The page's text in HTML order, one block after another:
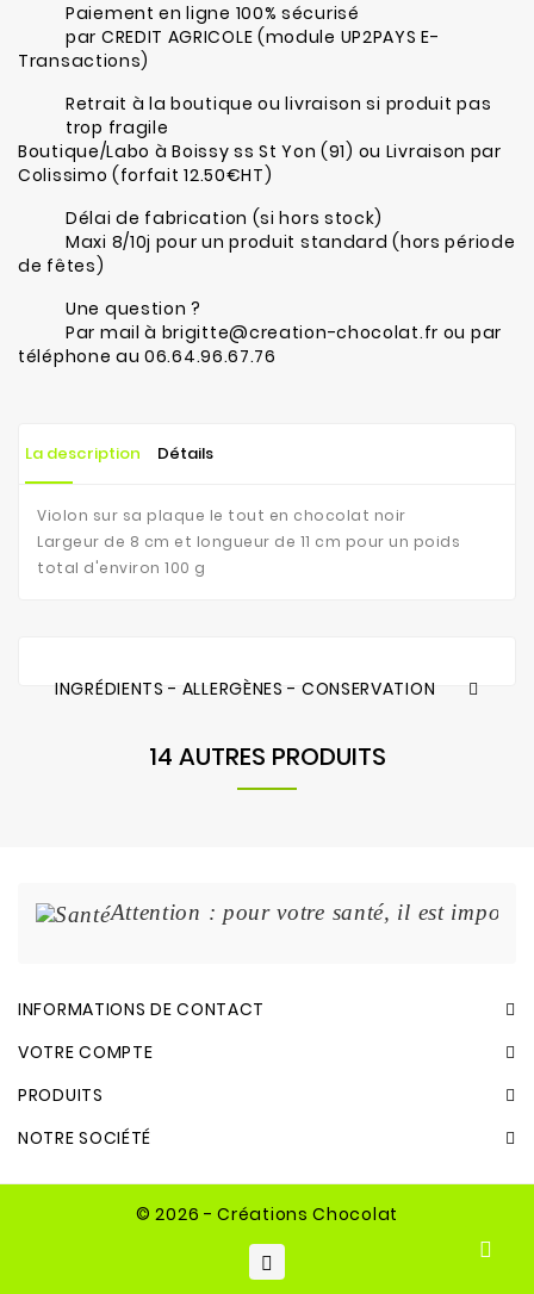
Paiement en ligne 100% sécurisé
par CREDIT AGRICOLE (module UP2PAYS E-
Transactions)
Retrait à la boutique ou livraison si produit pas
trop fragile
Boutique/Labo à Boissy ss St Yon (91) ou Livraison par
Colissimo (forfait 12.50€HT)
Délai de fabrication (si hors stock)
Maxi 8/10j pour un produit standard (hors période
de fêtes)
Une question ?
Par mail à brigitte@creation-chocolat.fr ou par
téléphone au 06.64.96.67.76
La description Détails
Violon sur sa plaque le tout en chocolat noir
Largeur de 8 cm et longueur de 11 cm pour un poids
total d'environ 100 g
INGRÉDIENTS - ALLERGÈNES - CONSERVATION
14 AUTRES PRODUITS
Attention : pour votre santé, il est
INFORMATIONS DE CONTACT
VOTRE COMPTE
PRODUITS
NOTRE SOCIÉTÉ
© 2026 - Créations Chocolat